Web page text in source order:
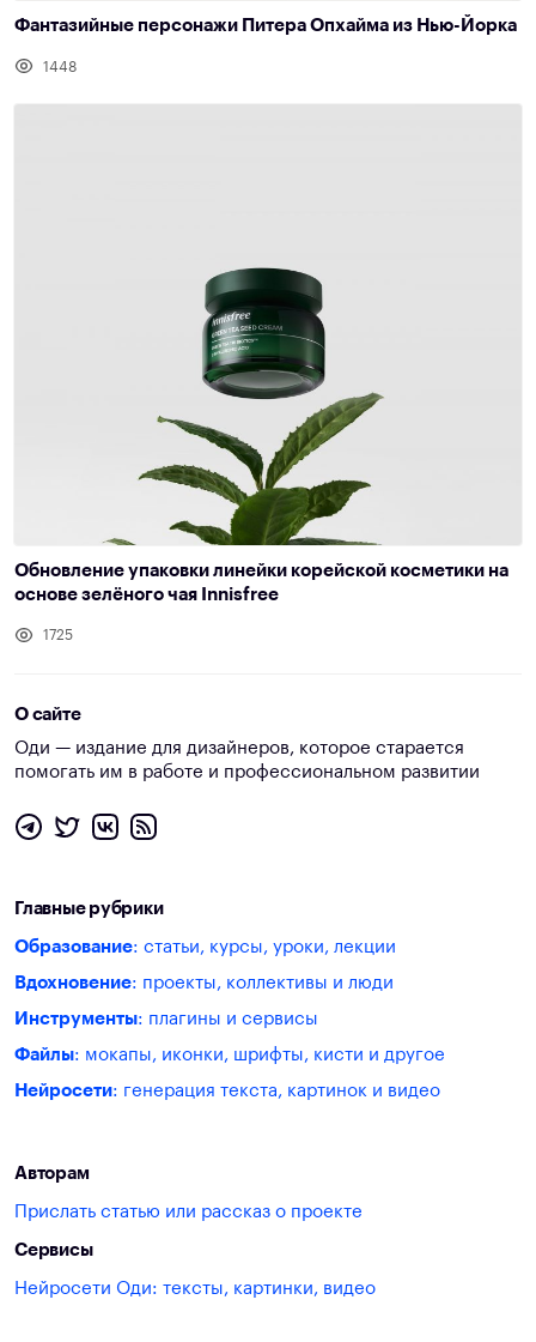
Фантазийные персонажи Питера Опхайма из Нью-Йорка
1448
Обновление упаковки линейки корейской косметики на
основе зелёного чая Innisfree
1725
О сайте
Оди — издание для дизайнеров, которое старается
помогать им в работе и профессиональном развитии
Главные рубрики
Образование: статьи, курсы, уроки, лекции
Вдохновение: проекты, коллективы и люди
Инструменты: плагины и сервисы
Файлы: мокапы, иконки, шрифты, кисти и другое
Нейросети: генерация текста, картинок и видео
Авторам
Прислать статью или рассказ о проекте
Сервисы
Нейросети Оди: тексты, картинки, видео